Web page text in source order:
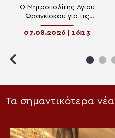
Ο Μητροπολίτης Αγίου
Φραγκίσκου για τις
πυρκαγιές στο Σποκέιν και
την κοινότητα της Αγίας
07.08.2026 | 16:13
Τα σημαντικότερα νέα